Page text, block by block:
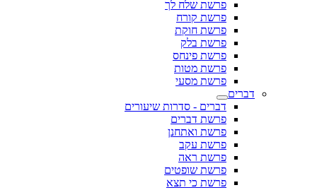
פרשת שלח לך
פרשת קורח
פרשת חוקת
פרשת בלק
פרשת פינחס
פרשת מטות
פרשת מסעי
דברים
דברים - סדרות שיעורים
פרשת דברים
פרשת ואתחנן
פרשת עקב
פרשת ראה
פרשת שופטים
פרשת כי תצא